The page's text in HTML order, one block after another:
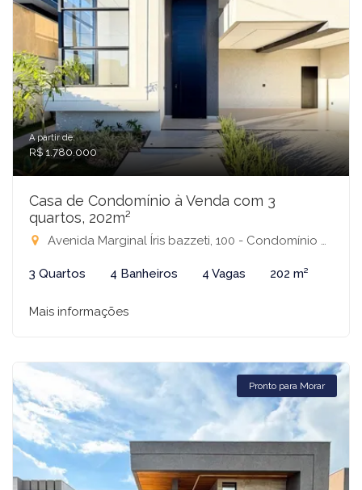
A partir de:
R$ 1.780.000
Casa de Condomínio à Venda com 3
quartos, 202m²
Avenida Marginal Íris bazzeti, 100 - Condomínio Residencial Terra Vista, Mirassol-SP
3 Quartos 4 Banheiros 4 Vagas 202 m²
Mais informações
Pronto para Morar